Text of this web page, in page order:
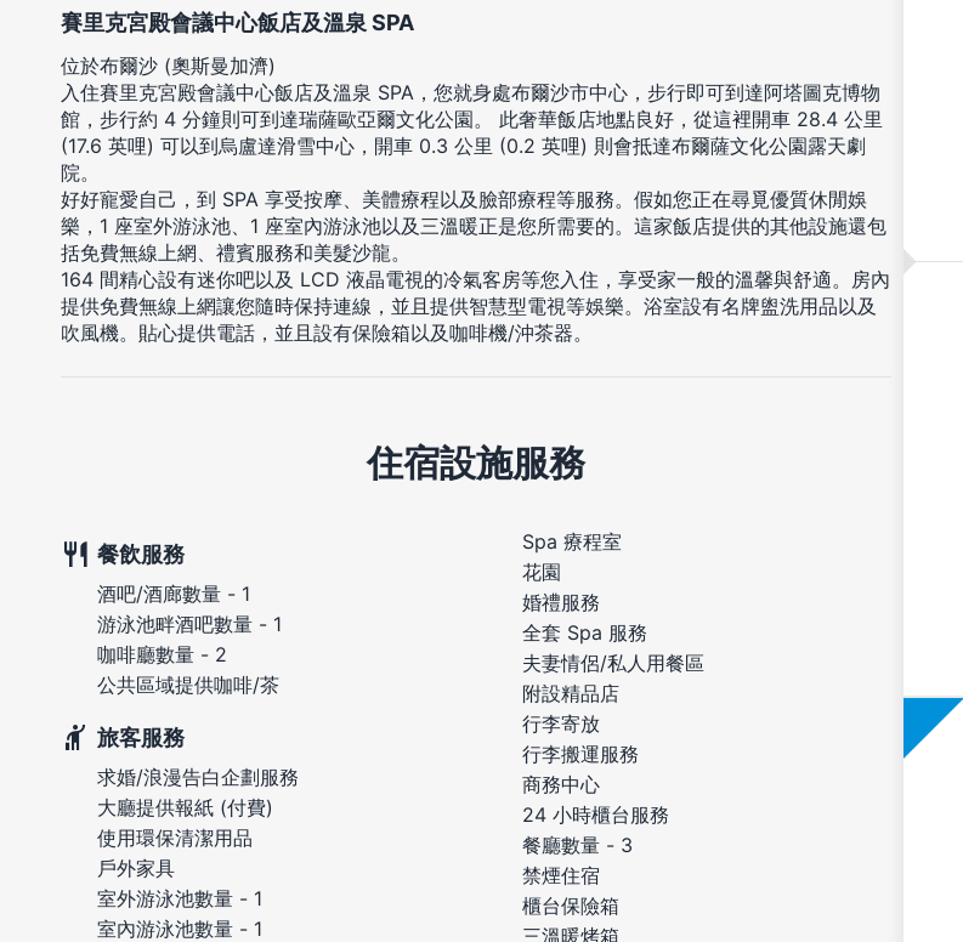
賽里克宮殿會議中心飯店及溫泉 SPA
位於布爾沙 (奧斯曼加濟)
入住賽里克宮殿會議中心飯店及溫泉 SPA，您就身處布爾沙市中心，步行即可到達阿塔圖克博物
館，步行約 4 分鐘則可到達瑞薩歐亞爾文化公園。 此奢華飯店地點良好，從這裡開車 28.4 公里
(17.6 英哩) 可以到烏盧達滑雪中心，開車 0.3 公里 (0.2 英哩) 則會抵達布爾薩文化公園露天劇
院。
好好寵愛自己，到 SPA 享受按摩、美體療程以及臉部療程等服務。假如您正在尋覓優質休閒娛
樂，1 座室外游泳池、1 座室內游泳池以及三溫暖正是您所需要的。這家飯店提供的其他設施還包
括免費無線上網、禮賓服務和美髮沙龍。
164 間精心設有迷你吧以及 LCD 液晶電視的冷氣客房等您入住，享受家一般的溫馨與舒適。房內
提供免費無線上網讓您隨時保持連線，並且提供智慧型電視等娛樂。浴室設有名牌盥洗用品以及
吹風機。貼心提供電話，並且設有保險箱以及咖啡機/沖茶器。
住宿設施服務
餐飲服務
酒吧/酒廊數量 - 1
游泳池畔酒吧數量 - 1
咖啡廳數量 - 2
公共區域提供咖啡/茶
旅客服務
求婚/浪漫告白企劃服務
大廳提供報紙 (付費)
使用環保清潔用品
戶外家具
室外游泳池數量 - 1
室內游泳池數量 - 1
Spa 療程室
花園
婚禮服務
全套 Spa 服務
夫妻情侶/私人用餐區
附設精品店
行李寄放
行李搬運服務
商務中心
24 小時櫃台服務
餐廳數量 - 3
禁煙住宿
櫃台保險箱
三溫暖烤箱